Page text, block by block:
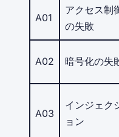
A01
アクセス制
の失敗
A02 暗号化の失
A03
インジェク
ョン